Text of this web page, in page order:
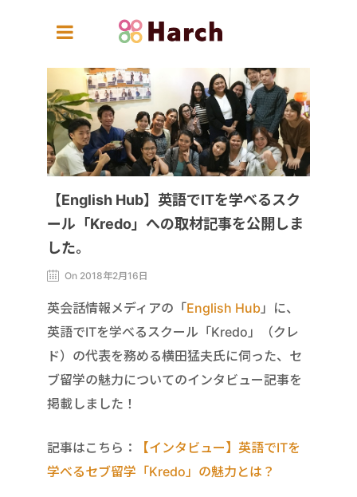
【English Hub】英語でITを学べるスク
ール「Kredo」への取材記事を公開しま
した。
On 2018年2月16日
英会話情報メディアの「English Hub」に、
英語でITを学べるスクール「Kredo」（クレ
ド）の代表を務める横田猛夫氏に伺った、セ
ブ留学の魅力についてのインタビュー記事を
掲載しました！
記事はこちら：
【インタビュー】英語でITを
学べるセブ留学「Kredo」の魅力とは？